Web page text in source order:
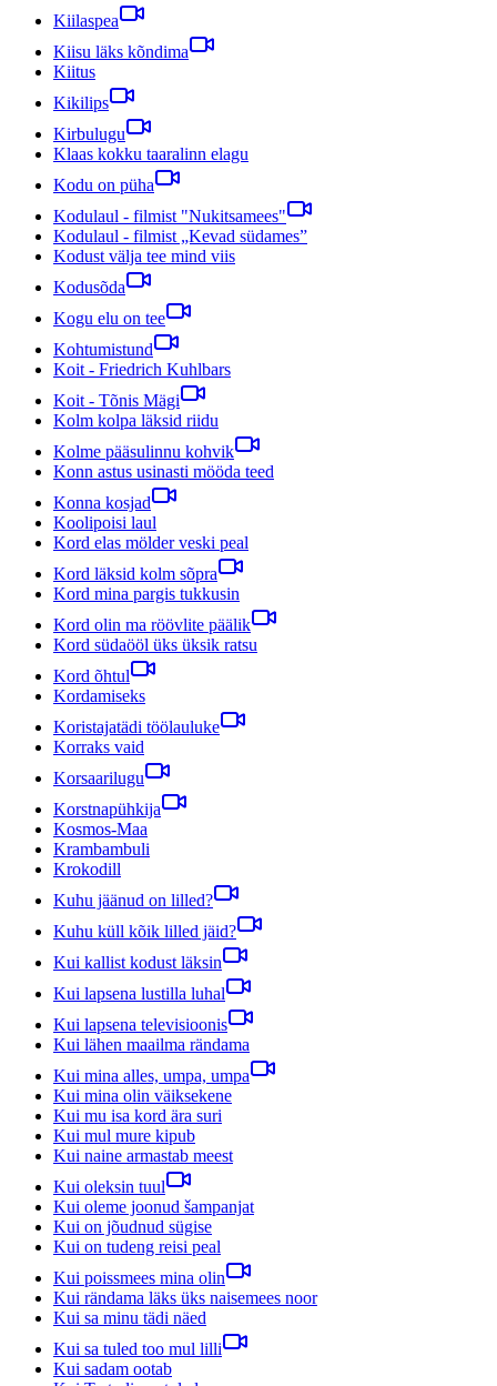
Kiilaspea
Kiisu läks kõndima
Kiitus
Kikilips
Kirbulugu
Klaas kokku taaralinn elagu
Kodu on püha
Kodulaul - filmist "Nukitsamees"
Kodulaul - filmist „Kevad südames”
Kodust välja tee mind viis
Kodusõda
Kogu elu on tee
Kohtumistund
Koit - Friedrich Kuhlbars
Koit - Tõnis Mägi
Kolm kolpa läksid riidu
Kolme pääsulinnu kohvik
Konn astus usinasti mööda teed
Konna kosjad
Koolipoisi laul
Kord elas mölder veski peal
Kord läksid kolm sõpra
Kord mina pargis tukkusin
Kord olin ma röövlite päälik
Kord südaööl üks üksik ratsu
Kord õhtul
Kordamiseks
Koristajatädi töölauluke
Korraks vaid
Korsaarilugu
Korstnapühkija
Kosmos-Maa
Krambambuli
Krokodill
Kuhu jäänud on lilled?
Kuhu küll kõik lilled jäid?
Kui kallist kodust läksin
Kui lapsena lustilla luhal
Kui lapsena televisioonis
Kui lähen maailma rändama
Kui mina alles, umpa, umpa
Kui mina olin väiksekene
Kui mu isa kord ära suri
Kui mul mure kipub
Kui naine armastab meest
Kui oleksin tuul
Kui oleme joonud šampanjat
Kui on jõudnud sügise
Kui on tudeng reisi peal
Kui poissmees mina olin
Kui rändama läks üks naisemees noor
Kui sa minu tädi näed
Kui sa tuled too mul lilli
Kui sadam ootab